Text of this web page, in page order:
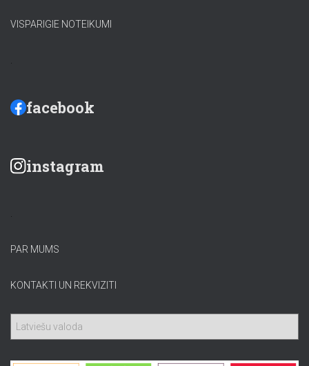
VISPARIGIE NOTEIKUMI
facebook
instagram
PAR MUMS
KONTAKTI UN REKVIZITI